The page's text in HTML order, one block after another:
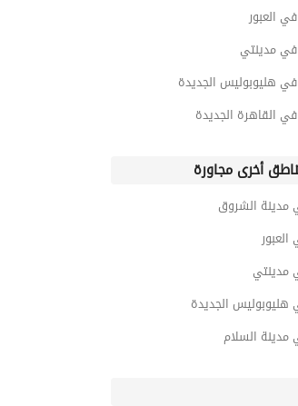
معادي فيو
العبور
في مدينتي
هليوبوليس الجديدة
القاهرة الجديدة
أخرى مجاورة
مدينة الشروق
مدينتي
هليوبوليس الجديدة
مدينة السلام